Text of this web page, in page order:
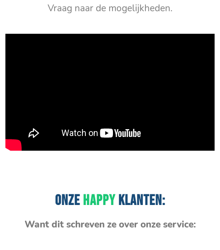
Vraag naar de mogelijkheden.
ONZEHAPPYKLANTEN:
Want dit schreven ze over onze service: